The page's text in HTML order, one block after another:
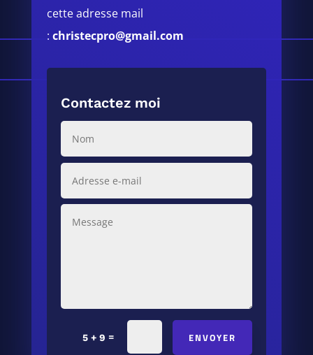
cette adresse mail
:christecpro@gmail.com
Contactez moi
5 + 9 = ENVOYER